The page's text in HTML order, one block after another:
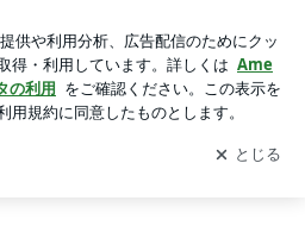
ブログの更新通知
を受け取りまし
開く